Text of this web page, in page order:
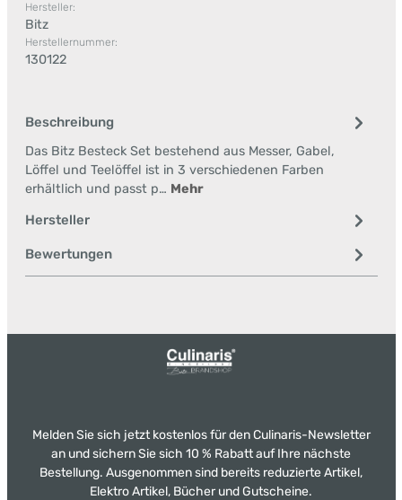
Hersteller:
Bitz
Herstellernummer:
130122
Beschreibung
Das Bitz Besteck Set bestehend aus Messer, Gabel,
Löffel und Teelöffel ist in 3 verschiedenen Farben
erhältlich und passt p… Mehr
Hersteller
Bewertungen
Melden Sie sich jetzt kostenlos für den Culinaris-Newsletter
an und sichern Sie sich 10 % Rabatt auf Ihre nächste
Bestellung. Ausgenommen sind bereits reduzierte Artikel,
Elektro Artikel, Bücher und Gutscheine.